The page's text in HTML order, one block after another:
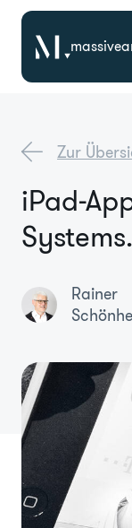
Referenzen
Branchen
Über Uns
Zur
iPad-
Rainer